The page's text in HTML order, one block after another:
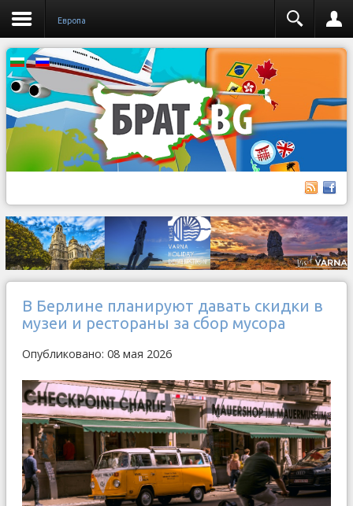
Европа
В Берлине планируют давать скидки в
музеи и рестораны за сбор мусора
Опубликовано: 08 мая 2026